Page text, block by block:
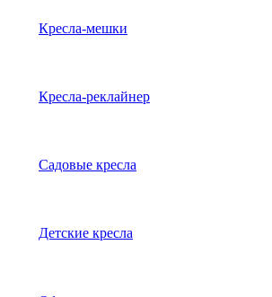
Кресла-мешки
Кресла-реклайнер
Садовые кресла
Детские кресла